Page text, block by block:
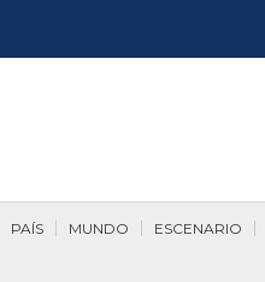
ESCENARIO
MUNDO
PAÍS